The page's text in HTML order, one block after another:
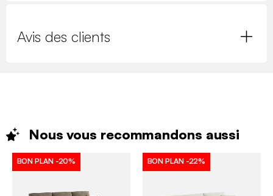
Avis des clients
Nous vous recommandons aussi
BON PLAN -20% BON PLAN -22%